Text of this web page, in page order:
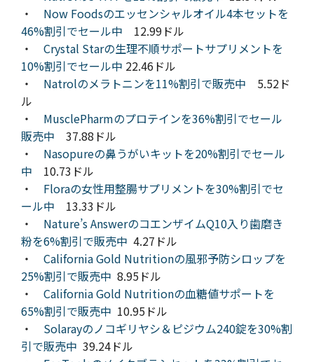
・ Now Foodsのエッセンシャルオイル4本セットを
46%割引でセール中 12.99ドル
・ Crystal Starの生理不順サポートサプリメントを
10%割引でセール中 22.46ドル
・ Natrolのメラトニンを11%割引で販売中 5.52ド
ル
・ MusclePharmのプロテインを36%割引でセール
販売中 37.88ドル
・ Nasopureの鼻うがいキットを20%割引でセール
中 10.73ドル
・ Floraの女性用整腸サプリメントを30%割引でセ
ール中 13.33ドル
・ Nature’s AnswerのコエンザイムQ10入り歯磨き
粉を6%割引で販売中 4.27ドル
・ California Gold Nutritionの風邪予防シロップを
25%割引で販売中 8.95ドル
・ California Gold Nutritionの血糖値サポートを
65%割引で販売中 10.95ドル
・ Solarayのノコギリヤシ＆ピジウム240錠を30%割
引で販売中 39.24ドル